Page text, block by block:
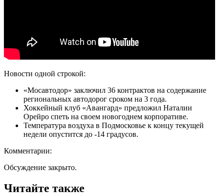
Новости одной строкой:
«Мосавтодор» заключил 36 контрактов на содержание
региональных автодорог сроком на 3 года.
Хоккейный клуб «Авангард» предложил Наталии
Орейро спеть на своем новогоднем корпоративе.
Температура воздуха в Подмосковье к концу текущей
недели опустится до -14 градусов.
Комментарии:
Обсуждение закрыто.
Читайте также